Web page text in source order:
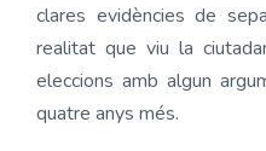
clares evidències de
realitat que viu la
eleccions amb algun
quatre anys més.